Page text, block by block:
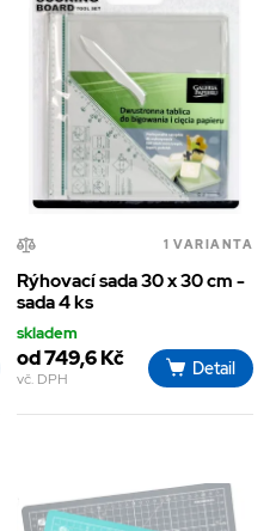
1 VARIANTA
Rýhovací sada 30 x 30 cm -
sada 4 ks
skladem
od 749,6 Kč
vč. DPH
Detail